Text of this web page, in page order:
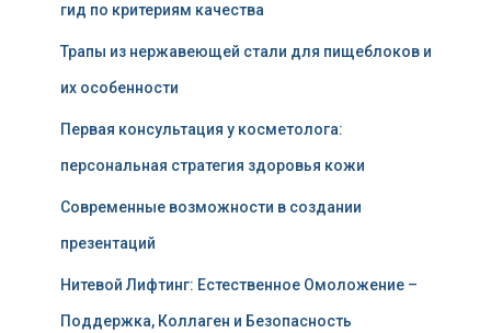
гид по критериям качества
Трапы из нержавеющей стали для пищеблоков и
их особенности
Первая консультация у косметолога:
персональная стратегия здоровья кожи
Современные возможности в создании
презентаций
Нитевой Лифтинг: Естественное Омоложение –
Поддержка, Коллаген и Безопасность